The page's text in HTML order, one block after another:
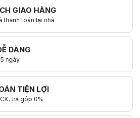
GIAO HÀNG
thanh toán tại nhà
DÀNG
ngày
TIỆN LỢI
trả góp 0%